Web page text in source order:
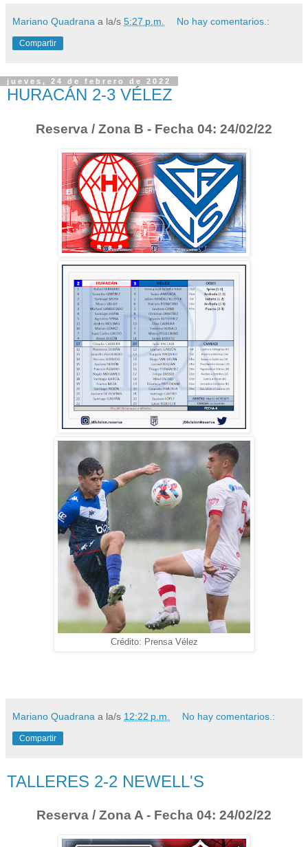
Mariano Quadrana a la/s 5:27 p.m. No hay comentarios.:
Compartir
jueves, 24 de febrero de 2022
HURACÁN 2-3 VÉLEZ
Reserva / Zona B - Fecha 04: 24/02/22
Crédito: Prensa Vélez
Mariano Quadrana a la/s 12:22 p.m. No hay comentarios.:
Compartir
TALLERES 2-2 NEWELL'S
Reserva / Zona A - Fecha 04: 24/02/22